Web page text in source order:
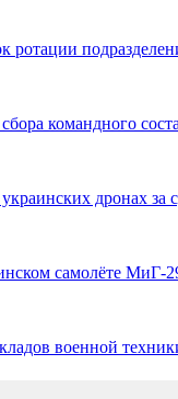
ротации
командного
дронах за
самолёте МиГ-
военной